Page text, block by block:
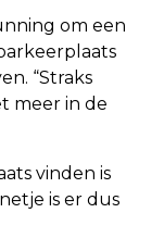
om een
“Straks
meer in de
vinden is
is er dus